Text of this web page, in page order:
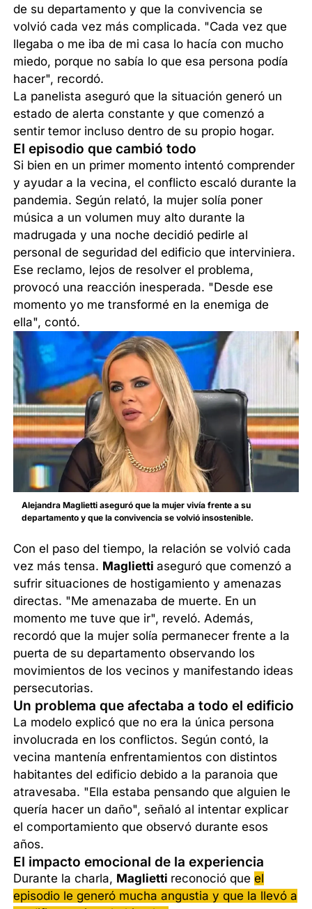
de su departamento y que la convivencia se
volvió cada vez más complicada. "Cada vez que
llegaba o me iba de mi casa lo hacía con mucho
miedo, porque no sabía lo que esa persona podía
hacer", recordó.
La panelista aseguró que la situación generó un
estado de alerta constante y que comenzó a
sentir temor incluso dentro de su propio hogar.
El episodio que cambió todo
Si bien en un primer momento intentó comprender
y ayudar a la vecina, el conflicto escaló durante la
pandemia. Según relató, la mujer solía poner
música a un volumen muy alto durante la
madrugada y una noche decidió pedirle al
personal de seguridad del edificio que interviniera.
Ese reclamo, lejos de resolver el problema,
provocó una reacción inesperada. "Desde ese
momento yo me transformé en la enemiga de
ella", contó.
Alejandra Maglietti aseguró que la mujer vivía frente a su
departamento y que la convivencia se volvió insostenible.
Con el paso del tiempo, la relación se volvió cada
vez más tensa. Magliettiaseguró que comenzó a
sufrir situaciones de hostigamiento y amenazas
directas. "Me amenazaba de muerte. En un
momento me tuve que ir", reveló. Además,
recordó que la mujer solía permanecer frente a la
puerta de su departamento observando los
movimientos de los vecinos y manifestando ideas
persecutorias.
Un problema que afectaba a todo el edificio
La modelo explicó que no era la única persona
involucrada en los conflictos. Según contó, la
vecina mantenía enfrentamientos con distintos
habitantes del edificio debido a la paranoia que
atravesaba. "Ella estaba pensando que alguien le
quería hacer un daño", señaló al intentar explicar
el comportamiento que observó durante esos
años.
El impacto emocional de la experiencia
Durante la charla, Maglietti reconoció queel
episodio le generó mucha angustia y que la llevó a